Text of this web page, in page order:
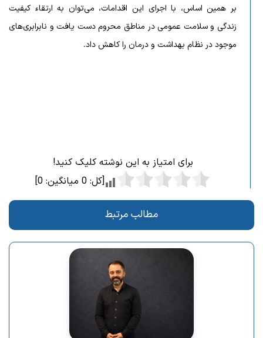
بر همین اساس، با اجرای این اقدامات، می‌توان به ارتقاء کیفیت
زندگی و سلامت عمومی در مناطق محروم دست یافت و نابرابری‌های
موجود در نظام بهداشت و درمان را کاهش داد.
برای امتیاز به این نوشته کلیک کنید!
[کل: 0میانگین: 0
]
مطالب مرتبط